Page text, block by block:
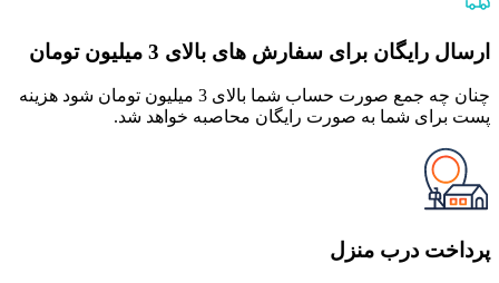
ارسال رایگان برای سفارش های بالای 3 میلیون تومان
چنان چه جمع صورت حساب شما بالای 3 میلیون تومان شود هزینه
پست برای شما به صورت رایگان محاصبه خواهد شد.
پرداخت درب منزل